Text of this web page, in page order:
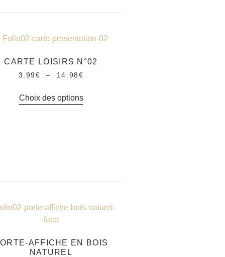
CARTE LOISIRS N°02
3.99€ – 14.98 €
Choix des options
AFFICHE EN BOIS
NATUREL